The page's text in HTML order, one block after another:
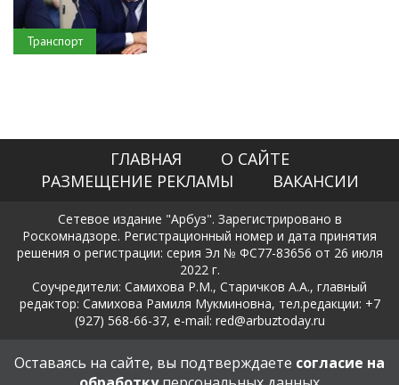
Транспорт
ГЛАВНАЯ
О САЙТЕ
РАЗМЕЩЕНИЕ РЕКЛАМЫ
ВАКАНСИИ
Сетевое издание "Арбуз". Зарегистрировано в
Роскомнадзоре. Регистрационный номер и дата принятия
решения о регистрации: серия Эл № ФС77-83656 от 26 июля
2022 г.
Соучредители: Самихова Р.М., Старичков А.А., главный
редактор: Самихова Рамиля Мукминовна, тел.редакции: +7
(927) 568-66-37, e-mail: red@arbuztoday.ru
Политика в отношении обработки и защиты персональных
данных
Оставаясь на сайте, вы подтверждаете согласие на